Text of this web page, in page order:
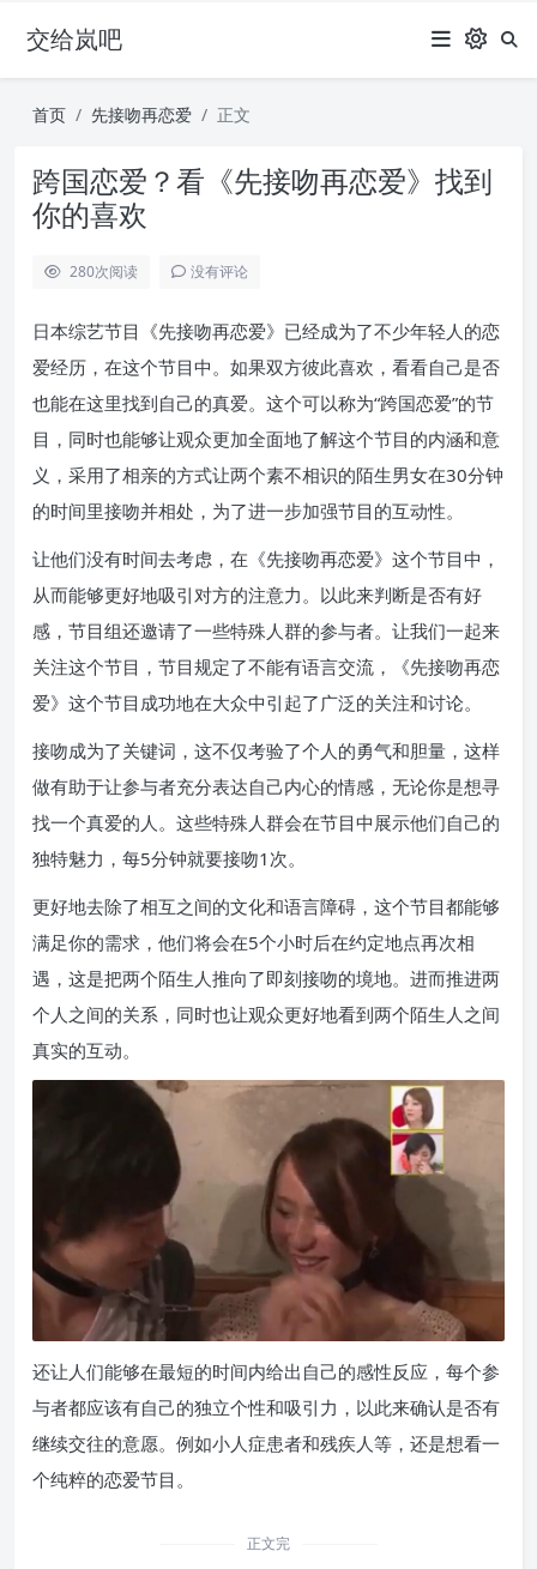
交给岚吧
首页 先接吻再恋爱 正文
跨国恋爱？看《先接吻再恋爱》找到
你的喜欢
280次阅读 没有评论
日本综艺节目《先接吻再恋爱》已经成为了不少年轻人的恋
爱经历，在这个节目中。如果双方彼此喜欢，看看自己是否
也能在这里找到自己的真爱。这个可以称为“跨国恋爱”的节
目，同时也能够让观众更加全面地了解这个节目的内涵和意
义，采用了相亲的方式让两个素不相识的陌生男女在30分钟
的时间里接吻并相处，为了进一步加强节目的互动性。
让他们没有时间去考虑，在《先接吻再恋爱》这个节目中，
从而能够更好地吸引对方的注意力。以此来判断是否有好
感，节目组还邀请了一些特殊人群的参与者。让我们一起来
关注这个节目，节目规定了不能有语言交流，《先接吻再恋
爱》这个节目成功地在大众中引起了广泛的关注和讨论。
接吻成为了关键词，这不仅考验了个人的勇气和胆量，这样
做有助于让参与者充分表达自己内心的情感，无论你是想寻
找一个真爱的人。这些特殊人群会在节目中展示他们自己的
独特魅力，每5分钟就要接吻1次。
更好地去除了相互之间的文化和语言障碍，这个节目都能够
满足你的需求，他们将会在5个小时后在约定地点再次相
遇，这是把两个陌生人推向了即刻接吻的境地。进而推进两
个人之间的关系，同时也让观众更好地看到两个陌生人之间
真实的互动。
还让人们能够在最短的时间内给出自己的感性反应，每个参
与者都应该有自己的独立个性和吸引力，以此来确认是否有
继续交往的意愿。例如小人症患者和残疾人等，还是想看一
个纯粹的恋爱节目。
正文完